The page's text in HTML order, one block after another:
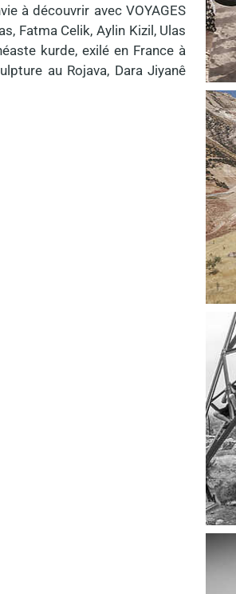
à découvrir avec VOYAGES
Fatma Celik, Aylin Kizil, Ulas
kurde, exilé en France à
au Rojava, Dara Jiyanê